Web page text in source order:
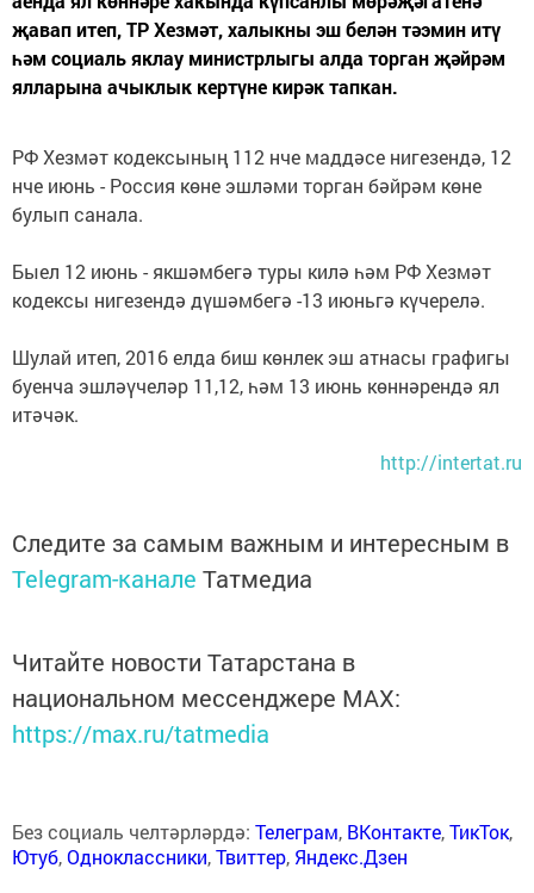
җавап итеп, ТР Хезмәт, халыкны эш белән тәэмин итү
һәм социаль яклау министрлыгы алда торган җәйрәм
ялларына ачыклык кертүне кирәк тапкан.
РФ Хезмәт кодексының 112 нче маддәсе нигезендә, 12
нче июнь - Россия көне эшләми торган бәйрәм көне
булып санала.
Быел 12 июнь - якшәмбегә туры килә һәм РФ Хезмәт
кодексы нигезендә дүшәмбегә -13 июньгә күчерелә.
Шулай итеп, 2016 елда биш көнлек эш атнасы графигы
буенча эшләүчеләр 11,12, һәм 13 июнь көннәрендә ял
итәчәк.
http://intertat.ru
Следите за самым важным и интересным в
Telegram-канале Татмедиа
Читайте новости Татарстана в
национальном мессенджере MАХ:
https://max.ru/tatmedia
Без социаль челтәрләрдә: Телеграм, ВКонтакте,ТикТок,
Ютуб,Одноклассники,Твиттер, Яндекс.Дзен